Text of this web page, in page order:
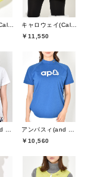
キャロウェイ(Callaway)
キャロウェイ(Callaway)
￥11,550
アンパスィ(and per se)
アンパスィ(and per se)
￥10,560